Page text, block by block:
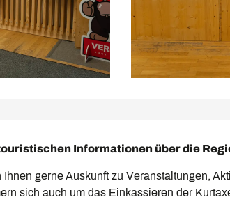
Informationen über die
gerne Auskunft zu Veranstaltungen,
sich auch um das Einkassieren der